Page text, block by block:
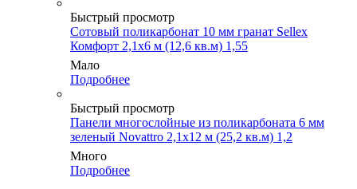
Быстрый просмотр
Сотовый поликарбонат 10 мм гранат Sellex
Комфорт 2,1х6 м (12,6 кв.м) 1,55
Мало
Подробнее
Быстрый просмотр
Панели многослойные из поликарбоната 6 мм
зеленый Novattro 2,1х12 м (25,2 кв.м) 1,2
Много
Подробнее